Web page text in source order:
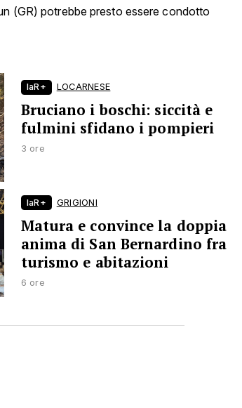
(GR) potrebbe presto essere condotto
laR+ LOCARNESE
Bruciano i boschi: siccità e
fulmini sfidano i pompieri
3 ore
laR+ GRIGIONI
Matura e convince la doppia
anima di San Bernardino fra
turismo e abitazioni
6 ore